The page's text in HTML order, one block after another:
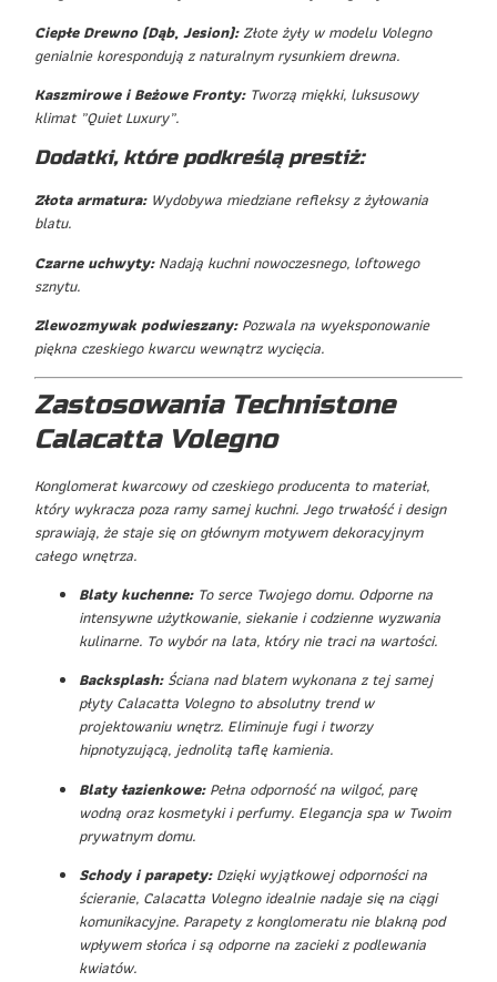
Ciepłe Drewno (Dąb, Jesion):Złote żyły w modelu Volegno
genialnie korespondują z naturalnym rysunkiem drewna.
Kaszmirowe i Beżowe Fronty:Tworzą miękki, luksusowy
klimat „Quiet Luxury”.
Dodatki, które podkreślą prestiż:
Złota armatura:Wydobywa miedziane refleksy z żyłowania
blatu.
Czarne uchwyty:Nadają kuchni nowoczesnego, loftowego
sznytu.
Zlewozmywak podwieszany:Pozwala na wyeksponowanie
piękna czeskiego kwarcu wewnątrz wycięcia.
Zastosowania Technistone
Calacatta Volegno
Konglomerat kwarcowy od czeskiego producenta to materiał,
który wykracza poza ramy samej kuchni. Jego trwałość i design
sprawiają, że staje się on głównym motywem dekoracyjnym
całego wnętrza.
Blaty kuchenne:To serce Twojego domu. Odporne na
intensywne użytkowanie, siekanie i codzienne wyzwania
kulinarne. To wybór na lata, który nie traci na wartości.
Backsplash:Ściana nad blatem wykonana z tej samej
płyty Calacatta Volegno to absolutny trend w
projektowaniu wnętrz. Eliminuje fugi i tworzy
hipnotyzującą, jednolitą taflę kamienia.
Blaty łazienkowe:Pełna odporność na wilgoć, parę
wodną oraz kosmetyki i perfumy. Elegancja spa w Twoim
prywatnym domu.
Schody i parapety:Dzięki wyjątkowej odporności na
ścieranie, Calacatta Volegno idealnie nadaje się na ciągi
komunikacyjne. Parapety z konglomeratu nie blakną pod
wpływem słońca i są odporne na zacieki z podlewania
kwiatów.